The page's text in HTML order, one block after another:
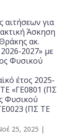
για
Άσκηση
ακ.
2027» με
Φυσικού
έτος 2025-
«ΓΕ0801 (ΠΣ
Φυσικού
(ΠΣ ΤΕ
25, 2025 |